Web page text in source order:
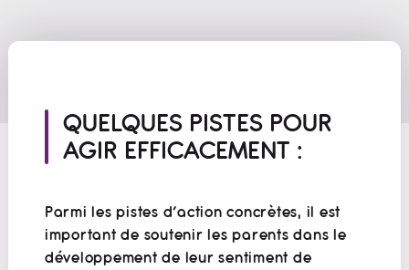
QUELQUES PISTES POUR
AGIR EFFICACEMENT :
Parmi les pistes d’action concrètes, il est
important de soutenir les parents dans le
développement de leur sentiment de